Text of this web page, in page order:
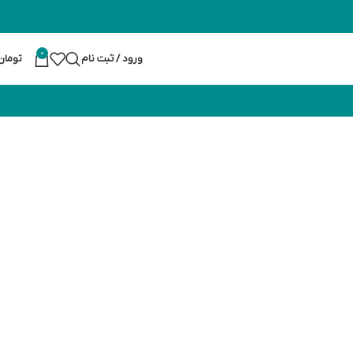
ورود / ثبت نام 0